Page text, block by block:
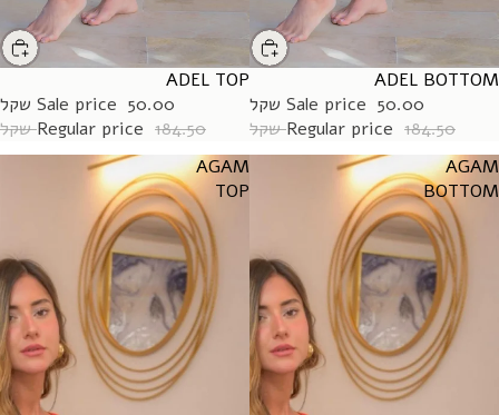
SALE
ADEL BOTTOM
Sale price 50.00 שקל
Regular price 184.50 שקל
SALE
ADEL TOP
Sale price 50.00 שקל
Regular price 184.50 שקל
AGAM
BOTTOM
AGAM
TOP